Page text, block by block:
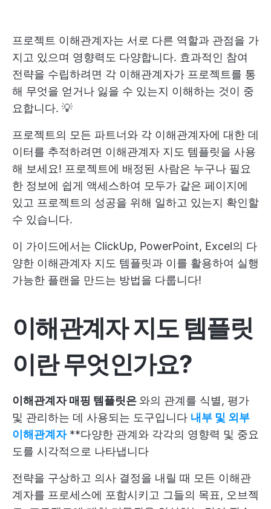
프로젝트 이해관계자는 서로 다른 역할과 관점을 가
지고 있으며 영향력도 다양합니다. 효과적인 참여
전략을 수립하려면 각 이해관계자가 프로젝트를 통
해 무엇을 얻거나 잃을 수 있는지 이해하는 것이 중
요합니다. 💡
프로젝트의 모든 파트너와 각 이해관계자에 대한 데
이터를 추적하려면 이해관계자 지도 템플릿을 사용
해 보세요! 프로젝트에 배정된 사람은 누구나 필요
한 정보에 쉽게 액세스하여 모두가 같은 페이지에
있고 프로젝트의 성공을 위해 일하고 있는지 확인할
수 있습니다.
이 가이드에서는 ClickUp, PowerPoint, Excel의 다
양한 이해관계자 지도 템플릿과 이를 활용하여 실행
가능한 플랜을 만드는 방법을 다룹니다!
이해관계자 지도 템플릿
이란 무엇인가요?
이해관계자 매핑 템플릿은 와의 관계를 식별, 평가
및 관리하는 데 사용되는 도구입니다 내부 및 외부
이해관계자**다양한 관계와 각각의 영향력 및 중요
도를 시각적으로 나타냅니다
전략을 구상하고 의사 결정을 내릴 때 모든 이해관
계자를 프로세스에 포함시키고 그들의 목표, 오브젝